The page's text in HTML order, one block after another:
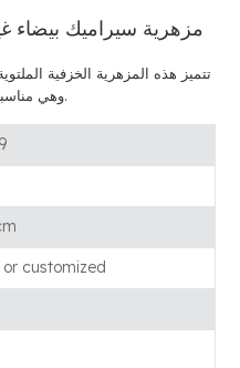
مزهرية سيراميك بيضاء
تتميز هذه المزهرية الخزفية
وهي مناسبة لوضع الزهور أو كقطعة ديكور عصرية.
customized